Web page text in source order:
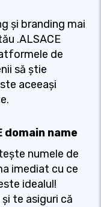
și branding mai
.ALSACE
de
să știe
aceeași
domain name
numele de
imediat cu ce
idealul!
te asiguri că